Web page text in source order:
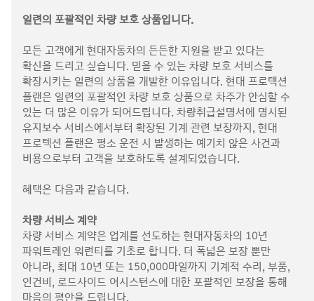
일련의 포괄적인 차량 보호 상품입니다.
모든 고객에게 현대자동차의 든든한 지원을 받고 있다는
확신을 드리고 싶습니다. 믿을 수 있는 차량 보호 서비스를
확장시키는 일련의 상품을 개발한 이유입니다. 현대 프로텍션
플랜은 일련의 포괄적인 차량 보호 상품으로 차주가 안심할 수
있는 더 많은 이유가 되어드립니다. 차량취급설명서에 명시된
유지보수 서비스에서부터 확장된 기계 관련 보장까지, 현대
프로텍션 플랜은 평소 운전 시 발생하는 예기치 않은 사건과
비용으로부터 고객을 보호하도록 설계되었습니다.
혜택은 다음과 같습니다.
차량 서비스 계약
차량 서비스 계약은 업계를 선도하는 현대자동차의 10년
파워트레인 워런티를 기초로 합니다. 더 폭넓은 보장 뿐만
아니라, 최대 10년 또는 150,000마일까지 기계적 수리, 부품,
인건비, 로드사이드 어시스턴스에 대한 포괄적인 보장을 통해
마음의 평안을 드립니다.